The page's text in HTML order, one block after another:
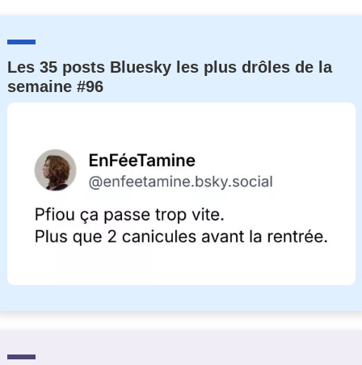
Les 35 posts Bluesky les plus drôles de la
semaine #96
JE M'INSCRIS
CONNEXION
M'INSCRIRE
ME CONNECTER
Un Thread
C'EST PARTI